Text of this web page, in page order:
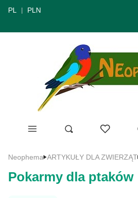
PL PLN
Menu Otwórz wyszukiwarkę
Szukaj Ulubione
Neophema ARTYKUŁY DLA ZWIERZĄT
Pokarmy dla ptaków